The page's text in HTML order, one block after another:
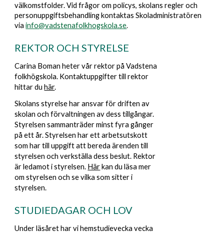
välkomstfolder. Vid frågorom policys, skolans regler och
personuppgiftsbehandling kontaktas Skoladministratören
via info@vadstenafolkhogskola.se.
REKTOR OCH STYRELSE
Carina Boman heter vår rektorpå Vadstena
folkhögskola. Kontaktuppgifter till rektor
hittar du här.
Skolans styrelse har ansvar för driften av
skolan och förvaltningen av dess tillgångar.
Styrelsen sammanträder minst fyra gånger
på ett år. Styrelsen har ett arbetsutskott
som har till uppgift att bereda ärenden till
styrelsen och verkställa dess beslut. Rektor
är ledamot i styrelsen. Här kan du läsa mer
om styrelsen och se vilka som sitter i
styrelsen.
STUDIEDAGAR OCH LOV
Under läsåret har vi hemstudievecka vecka